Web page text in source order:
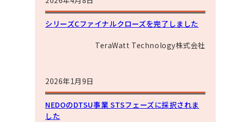
シリーズCファイナルクローズを完了しました
TeraWatt Technology株式会社
NEDOのDTSU事業 STSフェーズに採択されま
した
2026年1月9日